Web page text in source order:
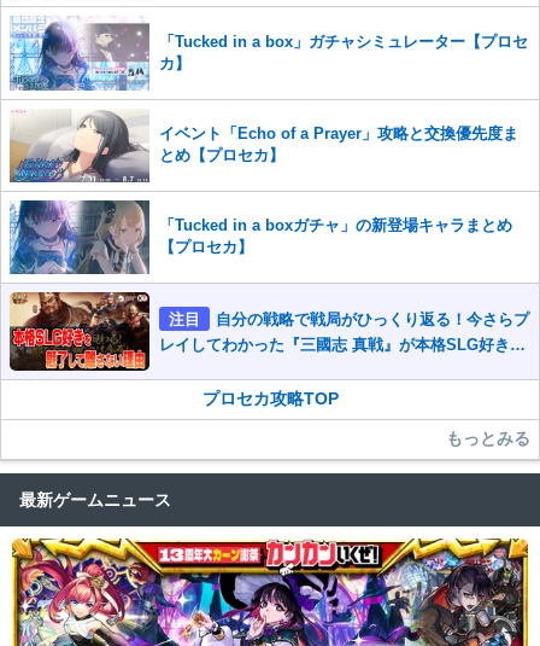
「Tucked in a box」ガチャシミュレーター【プロセ
カ】
イベント「Echo of a Prayer」攻略と交換優先度ま
とめ【プロセカ】
「Tucked in a boxガチャ」の新登場キャラまとめ
【プロセカ】
注目
自分の戦略で戦局がひっくり返る！今さらプ
レイしてわかった『三國志 真戦』が本格SLG好きを
プロセカ攻略TOP
もっとみる
最新ゲームニュース